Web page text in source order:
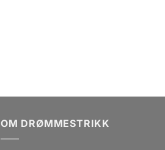
OM DRØMMESTRIKK